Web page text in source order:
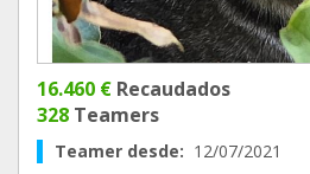
16.460 € Recaudados
328 Teamers
Teamer desde: 12/07/2021